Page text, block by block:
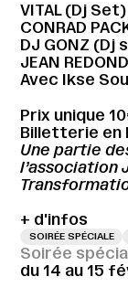
VITAL (Dj Set)
CONRAD
DJ GONZ (Dj
JEAN
Avec Ikse
Prix unique
Billetterie en
Une partie
l’association
+ d'infos
SOIRÉE SPÉCIALE
Soirée
du 14 au 15